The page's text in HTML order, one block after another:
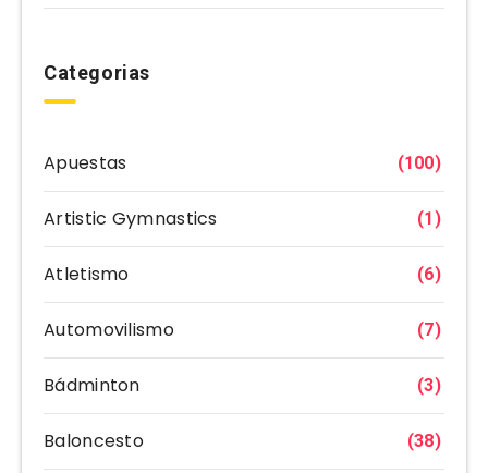
Categorias
Apuestas (100)
Artistic Gymnastics (1)
Atletismo (6)
Automovilismo (7)
Bádminton (3)
Baloncesto (38)